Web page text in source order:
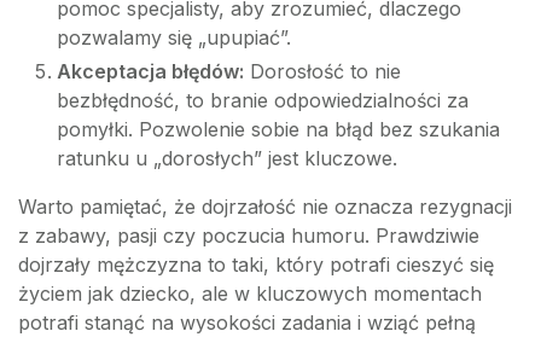
pomoc specjalisty, aby zrozumieć, dlaczego
pozwalamy się „upupiać”.
Akceptacja błędów: Dorosłość to nie
bezbłędność, to branie odpowiedzialności za
pomyłki. Pozwolenie sobie na błąd bez szukania
ratunku u „dorosłych” jest kluczowe.
Warto pamiętać, że dojrzałość nie oznacza rezygnacji
z zabawy, pasji czy poczucia humoru. Prawdziwie
dojrzały mężczyzna to taki, który potrafi cieszyć się
życiem jak dziecko, ale w kluczowych momentach
potrafi stanąć na wysokości zadania i wziąć pełną